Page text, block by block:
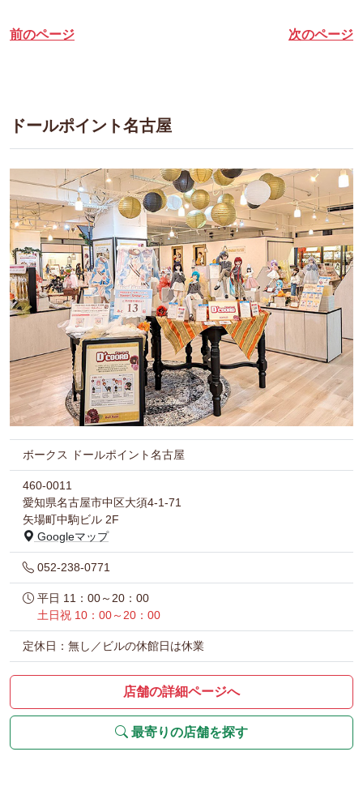
前のページ 次のページ
ドールポイント名古屋
ボークス ドールポイント名古屋
460-0011
愛知県名古屋市中区大須4-1-71
矢場町中駒ビル 2F
Googleマップ
052-238-0771
平日 11：00～20：00
土日祝 10：00～20：00
定休日：無し／ビルの休館日は休業
店舗の詳細ページへ
最寄りの店舗を探す